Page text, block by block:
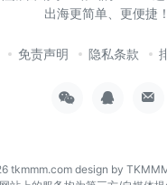
出海更简单、更便捷！
免责声明 隐私条款
tkmmm.comdesign by